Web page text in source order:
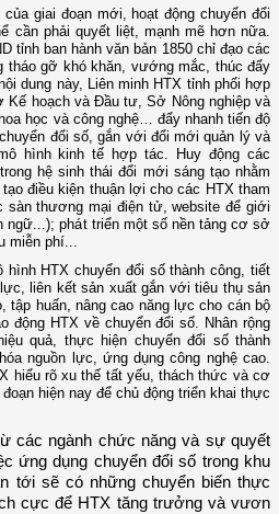
giai đoạn mới, hoạt động chuyển đổi
cần phải quyết liệt, mạnh mẽ hơn nữa.
tỉnh ban hành văn bản 1850 chỉ đạo các
tháo gỡ khó khăn, vướng mắc, thúc đẩy
dung này, Liên minh HTX tỉnh phối hợp
Kế hoạch và Đầu tư, Sở Nông nghiệp và
học và công nghệ… đẩy nhanh tiến độ
đổi số, gắn với đổi mới quản lý và
hình kinh tế hợp tác. Huy động các
hệ sinh thái đổi mới sáng tạo nhằm
điều kiện thuận lợi cho các HTX tham
sàn thương mại điện tử, website để giới
ngữ...); phát triển một số nền tảng cơ sở
miễn phí...
HTX chuyển đổi số thành công, tiết
liên kết sản xuất gắn với tiêu thụ sản
tập huấn, nâng cao năng lực cho cán bộ
động HTX về chuyển đổi số. Nhân rộng
quả, thực hiện chuyển đổi số thành
nguồn lực, ứng dụng công nghệ cao.
hiểu rõ xu thế tất yếu, thách thức và cơ
hiện nay để chủ động triển khai thực
các ngành chức năng và sự quyết
ứng dụng chuyển đổi số trong khu
tới sẽ có những chuyển biến thực
cực để HTX tăng trưởng và vươn